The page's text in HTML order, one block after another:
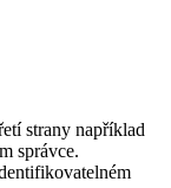
strany například
správce.